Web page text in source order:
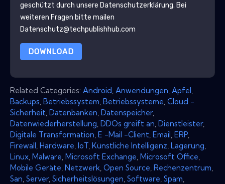
geschützt durch unsere Datenschutzerklärung. Bei
weiteren Fragen bitte mailen
Datenschutz@techpublishhub.com
DOWNLOAD
Related Categories: Android Anwendungen Apfel
Backups Betriebssystem Betriebssysteme Cloud -
Sicherheit Datenbanken Datenspeicher,
Datenwiederherstellung DDOs greift an Dienstleister,
Digitale Transformation E -Mail -Client Email ERP
Firewall Hardware IoT Künstliche Intelligenz Lagerung
Linux Malware Microsoft Exchange Microsoft Office
Mobile Geräte Netzwerk Open Source Rechenzentrum
San Server, Sicherheitslösungen Software Spam